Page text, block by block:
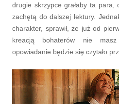
drugie skrzypce grałaby ta
zachętą do dalszej lektury.
charakter, sprawił, że już od
kreacją bohaterów nie
opowiadanie będzie się czytało